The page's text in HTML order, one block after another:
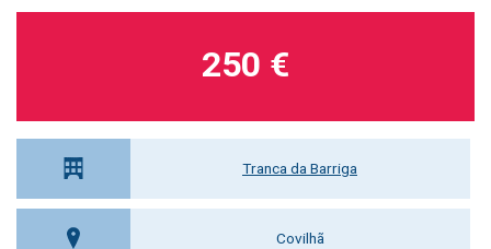
Tranca da Barriga
Covilhã
250 €